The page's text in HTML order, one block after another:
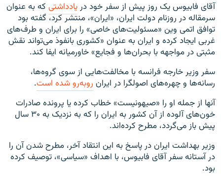
آقای فابیوس یک روز پیش از سفر خود دریادداشتی که به عنوان
سرمقاله در روزنام دولت ایران، «ایران»، منتشر کرد، گفته بود
توافق اتمی وین «مسئولیت‌های خاصی» را برای ایران و طرف‌های
غربی ایجاد کرده و ایران به عنوان «کشوری بانفوذ می‌‌تواند نقش
مثبتی در مواجهه با بحران‌ها و فجایع» خاورمیانه ایفا کند.
سفر وزیر خارجه فرانسه با مخالفت‌هایی از سوی گروه‌ها،
رسانه‌ها و چهره‌های اصولگرا در ایران روبه‌رو شده است.
آنها از جمله او را «صیهونیست» خطاب کرده یا پرونده صادرات
خون‌های آلوده از آن کشور به ایران را که به نزدیک به ۳۰ سال
پیش باز می‌گردد، مطرح کرده‌اند.
وزیر بهداشت ایران در پاسخ به این انتقاد آخر، مطرح شدن آن را
در آستانه سفر آقای فابیوس، با اهداف «سیاسی»، توصیف کرده
بود.